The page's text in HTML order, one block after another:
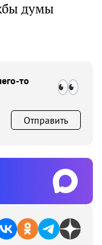
думы
то
Отправить